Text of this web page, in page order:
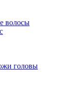
волосы
головы